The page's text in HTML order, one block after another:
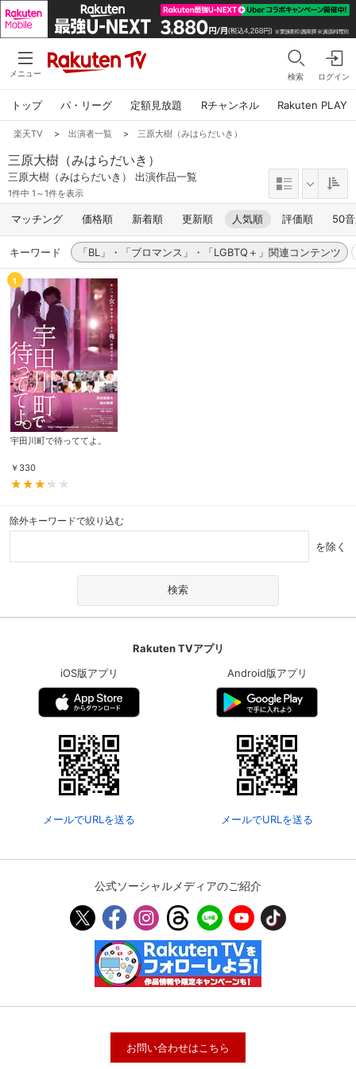
メニュー 検索 ログイン
トップ パ・リーグ 定額見放題 Rチャンネル Rakuten PLAY
楽天TV > 出演者一覧 > 三原大樹（みはらだいき）
三原大樹（みはらだいき）
三原大樹（みはらだいき） 出演作品一覧
1件中 1～1件を表示
マッチング 価格順 新着順 更新順 人気順 評価順 50
キーワード 「BL」・「ブロマンス」・「LGBTQ＋」関連コンテンツ
1
宇田川町で待っててよ。
￥ 330
除外キーワードで絞り込む
を除く
Rakuten TVアプリ
iOS版アプリ
メールでURLを送る
Android版アプリ
メールでURLを送る
公式ソーシャルメディアのご紹介
お問い合わせはこちら